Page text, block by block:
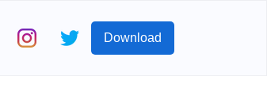
Download